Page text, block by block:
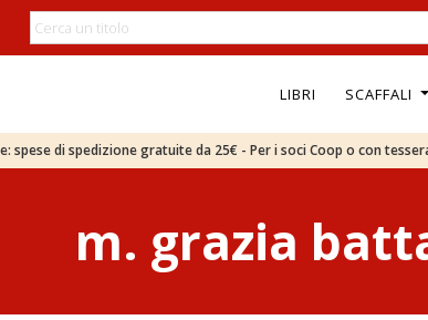
LIBRI SCAFFALI
spese di spedizione gratuite da 25€ - Per i soci Coop o con
m. grazia